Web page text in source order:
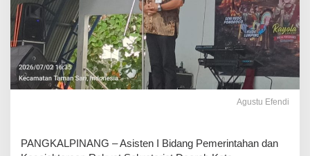
Agustu Efendi
‎PANGKALPINANG – Asisten I Bidang Pemerintahan dan